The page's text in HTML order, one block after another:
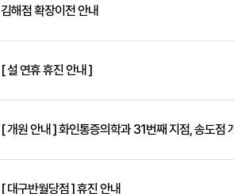
김해점 확장이전 안내
[ 설 연휴 휴진 안내 ]
[ 개원 안내 ] 화인통증의학과 31번째 지점, 송도점
[ 대구반월당점 ] 휴진 안내